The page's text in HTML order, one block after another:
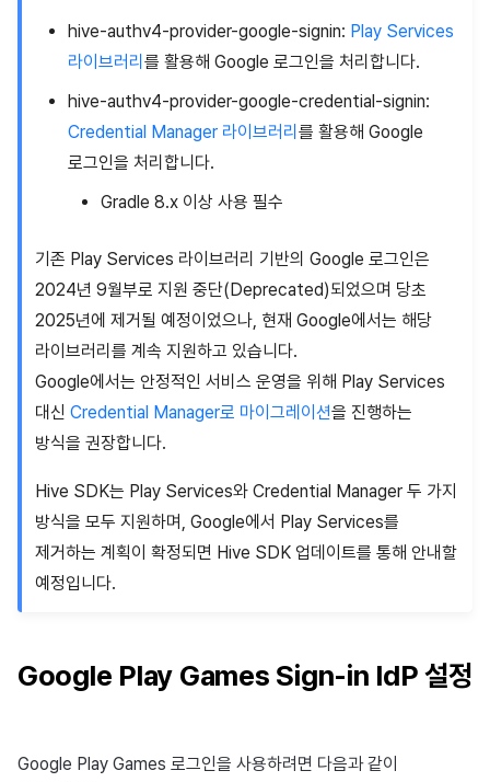
hive-authv4-provider-google-signin: Play Services
라이브러리 를 활용해 Google 로그인을 처리합니다.
hive-authv4-provider-google-credential-signin:
Credential Manager 라이브러리 를 활용해 Google
로그인을 처리합니다.
Gradle 8.x 이상 사용 필수
기존 Play Services 라이브러리 기반의 Google 로그인은
2024년 9월부로 지원 중단(Deprecated)되었으며 당초
2025년에 제거될 예정이었으나, 현재 Google에서는 해당
라이브러리를 계속 지원하고 있습니다.
Google에서는 안정적인 서비스 운영을 위해 Play Services
대신 Credential Manager로 마이그레이션을 진행하는
방식을 권장합니다.
Hive SDK는 Play Services와 Credential Manager 두 가지
방식을 모두 지원하며, Google에서 Play Services를
제거하는 계획이 확정되면 Hive SDK 업데이트를 통해 안내할
예정입니다.
Google Play Games Sign-in IdP 설정
Google Play Games 로그인을 사용하려면 다음과 같이